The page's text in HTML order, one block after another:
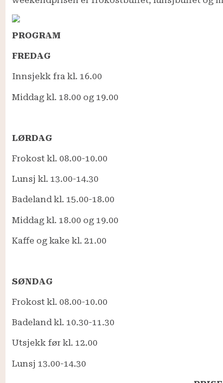
PROGRAM
FREDAG
Innsjekk fra kl. 16.00
Middag kl. 18.00 og 19.00
LØRDAG
Frokost kl. 08.00-10.00
Lunsj kl. 13.00-14.30
Badeland kl. 15.00-18.00
Middag kl. 18.00 og 19.00
Kaffe og kake kl. 21.00
SØNDAG
Frokost kl. 08.00-10.00
Badeland kl. 10.30-11.30
Utsjekk før kl. 12.00
Lunsj 13.00-14.30